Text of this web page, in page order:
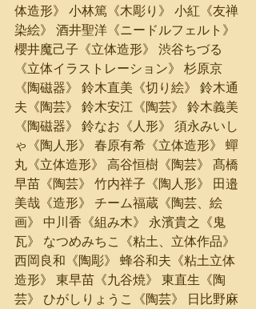
体造形》 小林篤《木彫り》 小紅《友禅
染絵》 酒井聖洋《ニードルフェルト》
櫻井魔己子《立体造形》 渋谷ちづる
《立体イラストレーション》 杉原京
《陶磁器》 鈴木直美《切り絵》 鈴木通
夫《陶芸》 鈴木安江《陶芸》 鈴木義美
《陶磁器》 鈴なお《人形》 須永みいし
ゃ《陶人形》 春原有希《立体造形》 蟬
丸《立体造形》 高谷恒樹《陶芸》 髙橋
早苗《陶芸》 竹内祥子《陶人形》 田邉
美哉《造形》 チーム福蔵《陶芸、絵
画》 中川香《組み木》 永濱貴之《鬼
瓦》 なつめみちこ《粘土、立体作品》
西岡良和《陶彫》 蜂谷和夫《粘土立体
造形》 東早苗《九谷焼》 東直生《陶
芸》 ひがしりょうこ《陶芸》 日比野麻